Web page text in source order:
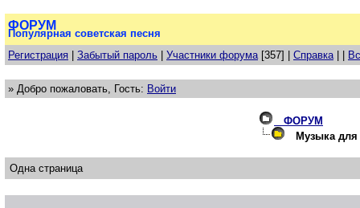
ФОРУМ
Популярная советская песня
Регистрация
Забытый пароль Участники форума[357] | Справка| |
» Добро пожаловать, Гость: Войти
ФОРУМ
Музыка для
Одна страница